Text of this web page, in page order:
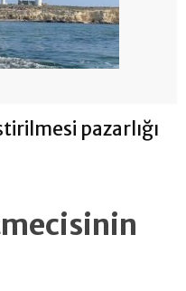
pazarlığı